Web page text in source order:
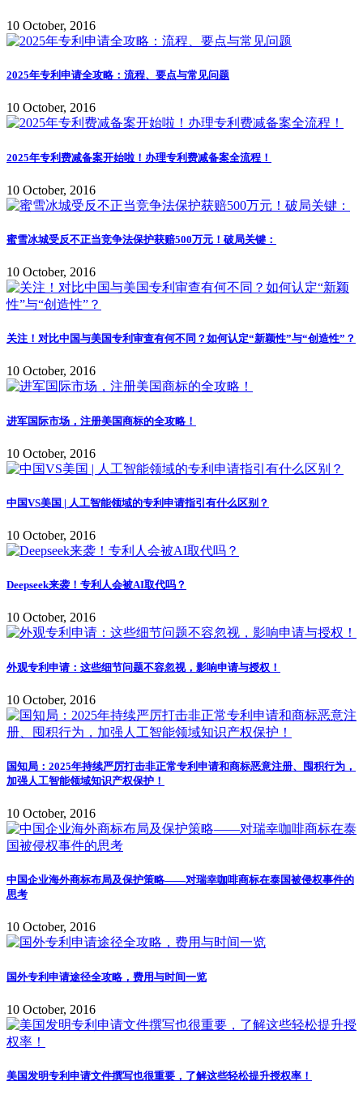
10 October, 2016
2025年专利申请全攻略：流程、要点与常见问题
10 October, 2016
2025年专利费减备案开始啦！办理专利费减备案全流程！
10 October, 2016
蜜雪冰城受反不正当竞争法保护获赔500万元！破局关键：
10 October, 2016
关注！对比中国与美国专利审查有何不同？如何认定“新颖性”与“创造性”？
10 October, 2016
进军国际市场，注册美国商标的全攻略！
10 October, 2016
中国VS美国 | 人工智能领域的专利申请指引有什么区别？
10 October, 2016
Deepseek来袭！专利人会被AI取代吗？
10 October, 2016
外观专利申请：这些细节问题不容忽视，影响申请与授权！
10 October, 2016
国知局：2025年持续严厉打击非正常专利申请和商标恶意注册、囤积行为，
加强人工智能领域知识产权保护！
10 October, 2016
中国企业海外商标布局及保护策略——对瑞幸咖啡商标在泰国被侵权事件的
思考
10 October, 2016
国外专利申请途径全攻略，费用与时间一览
10 October, 2016
美国发明专利申请文件撰写也很重要，了解这些轻松提升授权率！